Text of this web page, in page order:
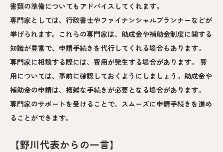
書類の準備についてもアドバイスしてくれます。
専門家としては、行政書士やファイナンシャルプランナーなどが
挙げられます。これらの専門家は、助成金や補助金制度に関する
知識が豊富で、申請手続きを代行してくれる場合もあります。
専門家に相談する際には、費用が発生する場合があります。 費
用については、事前に確認しておくようにしましょう。助成金や
補助金の申請は、複雑な手続きが必要となる場合があります。
専門家のサポートを受けることで、スムーズに申請手続きを進め
ることができます。
【野川代表からの一言】